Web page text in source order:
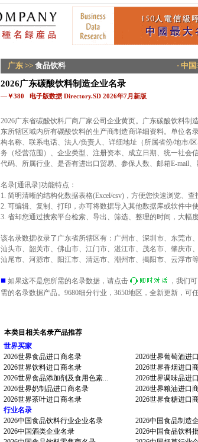
广东 >> 食品饮料 · 中
2026广东碳酸饮料制造企业名录
—￥380 电子版数据 Directory.SD 2026年7月新版
2026广东省碳酸饮料厂商厂家公司企业黄页。广东碳酸饮料制
东所辖区域内所有碳酸饮料的生产商制造商详细资料。单位名
构名称、联系电话、法人/负责人、详细地址（所属省份/地市/
务（经营范围）、企业类型、注册资本、成立日期、统一社会
代码、所属行业、是否有进出口贸易、参保人数、邮箱E-mail、
名录[通讯录]功能特点：
1. 简明清晰的结构化数据表格(Excel/csv)，方便您快速浏览、查
2. 可编辑、复制、打印，亦可将数据导入其他数据库或软件中使
3. 省却您通过搜索平台检索、导出、筛选、整理的时间，大幅
该名录数据收录了广东省所辖区有：广州市、深圳市、东莞市
汕头市、韶关市、佛山市、江门市、湛江市、茂名市、肇庆市
汕尾市、河源市、阳江市、清远市、潮州市、揭阳市、云浮市等
■ 如果这不是您所需的名录数据，请点击
，我们
需的名录数据产品。9680细分行业，3650地区，全新更新，可
本类目相关名录产品推荐
世界买家
2026世界食品进口商名录
2026世界葡萄酒进
2026世界饮料进口商名录
2026世界香烟进口
2026世界食品添加剂及食用色素...
2026世界调味品进
2026世界奶制品进口商名录
2026世界粮油进口
2026世界茶叶进口商名录
2026世界食糖进口
行业名录
2026中国食品饮料行业企业名录
2026中国食品制造
2026中国酒类企业名录
2026中国食品饮料